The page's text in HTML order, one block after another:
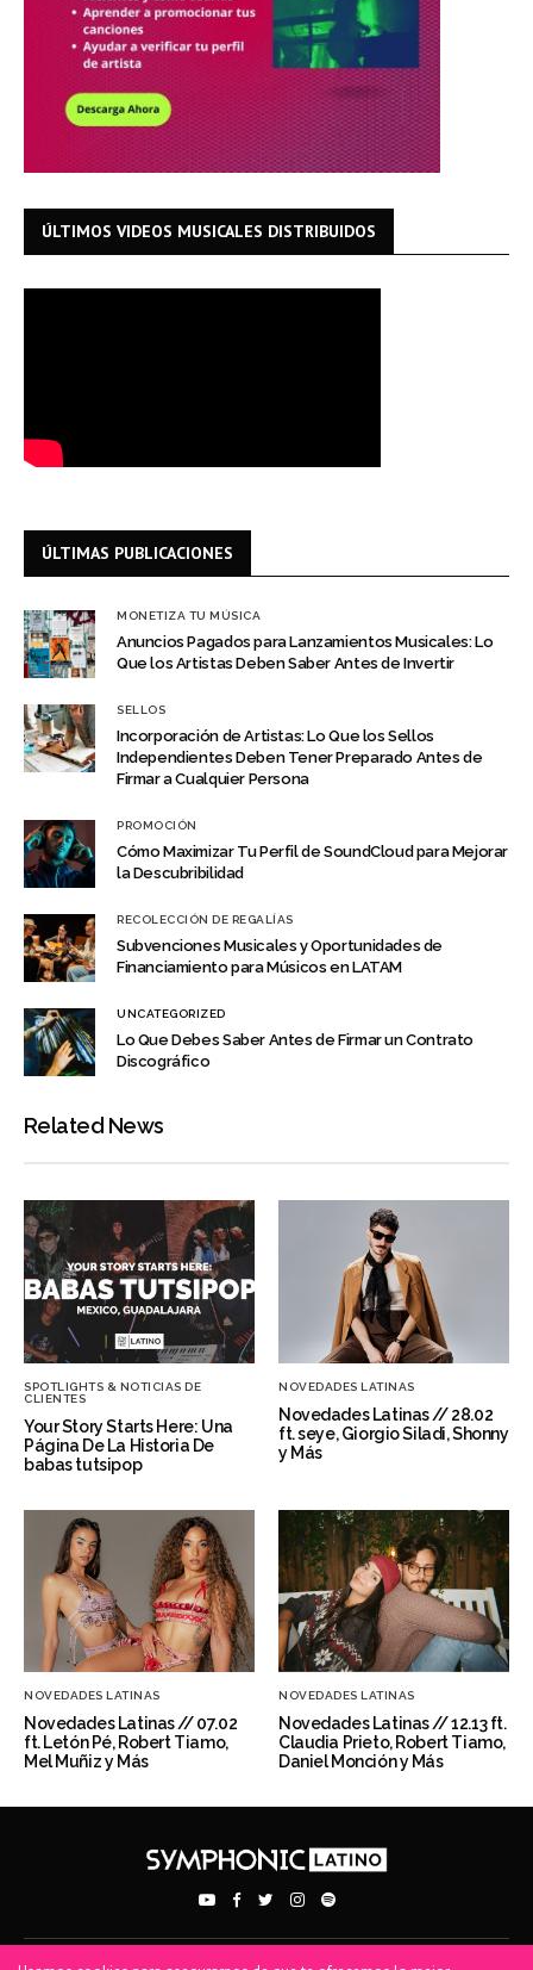
ÚLTIMOS VIDEOS MUSICALES DISTRIBUIDOS
ÚLTIMAS PUBLICACIONES
MONETIZA TU MÚSICA
Anuncios Pagados para Lanzamientos Musicales: Lo
Que los Artistas Deben Saber Antes de Invertir
SELLOS
Incorporación de Artistas: Lo Que los Sellos
Independientes Deben Tener Preparado Antes de
Firmar a Cualquier Persona
PROMOCIÓN
Cómo Maximizar Tu Perfil de SoundCloud para Mejorar
la Descubribilidad
RECOLECCIÓN DE REGALÍAS
Subvenciones Musicales y Oportunidades de
Financiamiento para Músicos en LATAM
UNCATEGORIZED
Lo Que Debes Saber Antes de Firmar un Contrato
Discográfico
Related News
SPOTLIGHTS & NOTICIAS DE
CLIENTES
Your Story Starts Here: Una
Página De La Historia De
babas tutsipop
NOVEDADES LATINAS
Novedades Latinas // 28.02
ft. seye, Giorgio Siladi, Shonny
y Más
NOVEDADES LATINAS
Novedades Latinas // 07.02
ft. Letón Pé, Robert Tiamo,
Mel Muñiz y Más
NOVEDADES LATINAS
Novedades Latinas // 12.13 ft.
Claudia Prieto, Robert Tiamo,
Daniel Monción y Más